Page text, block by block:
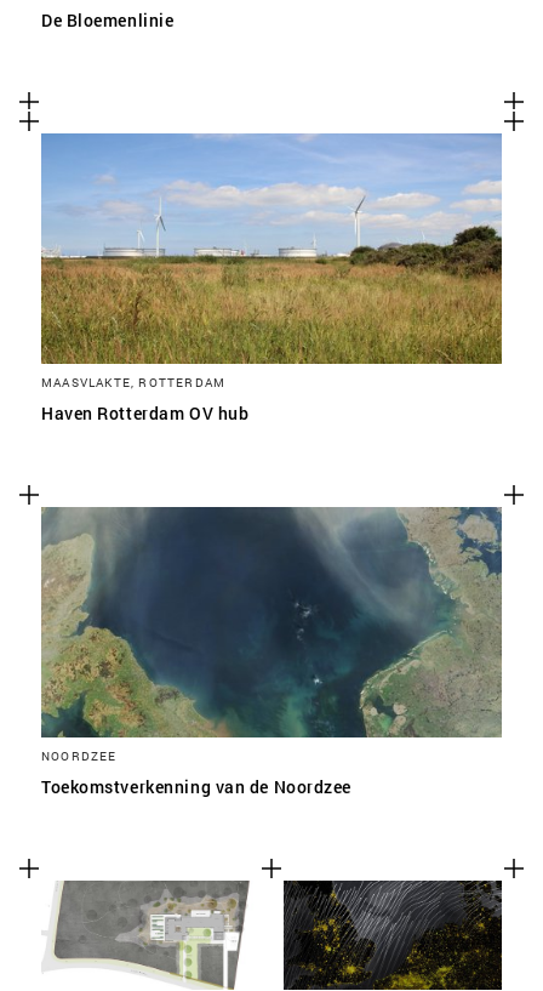
De Bloemenlinie
MAASVLAKTE, ROTTERDAM
Haven Rotterdam OV hub
NOORDZEE
Toekomstverkenning van de Noordzee